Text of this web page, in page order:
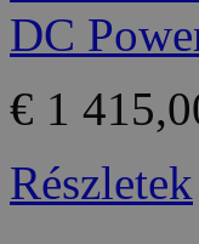
€ 1
Részletek